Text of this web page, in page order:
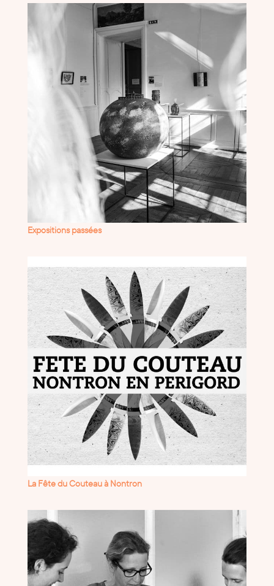
Expositions passées
La Fête du Couteau à Nontron